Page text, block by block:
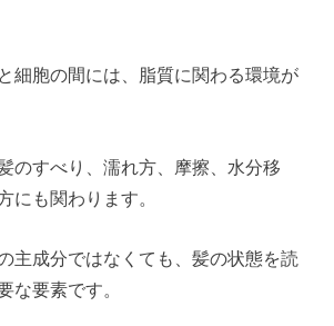
細胞の間には、脂質に関わる環境が
のすべり、濡れ方、摩擦、水分移
にも関わります。
主成分ではなくても、髪の状態を読
な要素です。